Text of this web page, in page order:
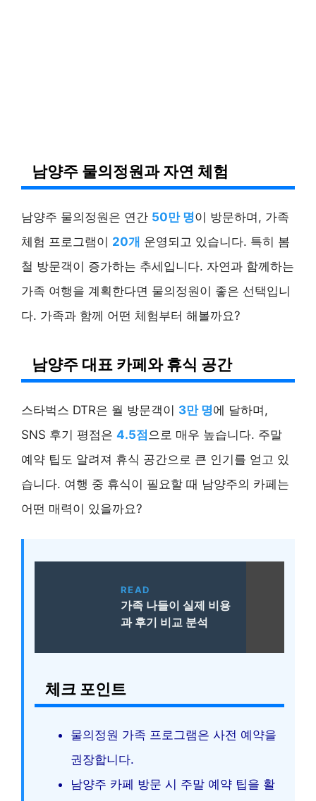
남양주 물의정원과 자연 체험
남양주 물의정원은 연간 50만 명이 방문하며, 가족
체험 프로그램이 20개 운영되고 있습니다. 특히 봄
철 방문객이 증가하는 추세입니다. 자연과 함께하는
가족 여행을 계획한다면 물의정원이 좋은 선택입니
다. 가족과 함께 어떤 체험부터 해볼까요?
남양주 대표 카페와 휴식 공간
스타벅스 DTR은 월 방문객이 3만 명에 달하며,
SNS 후기 평점은 4.5점 으로 매우 높습니다. 주말
예약 팁도 알려져 휴식 공간으로 큰 인기를 얻고 있
습니다. 여행 중 휴식이 필요할 때 남양주의 카페는
어떤 매력이 있을까요?
READ
가족 나들이 실제 비용
과 후기 비교 분석
체크 포인트
물의정원 가족 프로그램은 사전 예약을
권장합니다.
남양주 카페 방문 시 주말 예약 팁을 활